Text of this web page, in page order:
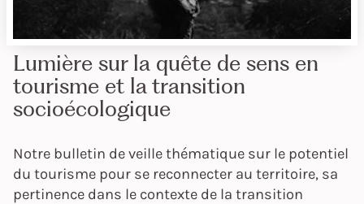
Lumière sur la quête de sens en
tourisme et la transition
socioécologique
Notre bulletin de veille thématique sur le potentiel
du tourisme pour se reconnecter au territoire, sa
pertinence dans le contexte de la transition